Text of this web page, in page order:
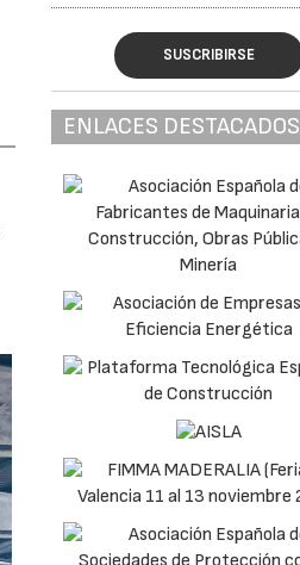
SUSCRIBIRSE
ENLACES DESTACADOS